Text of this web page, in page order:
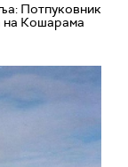
Потпуковник
на Кошарама